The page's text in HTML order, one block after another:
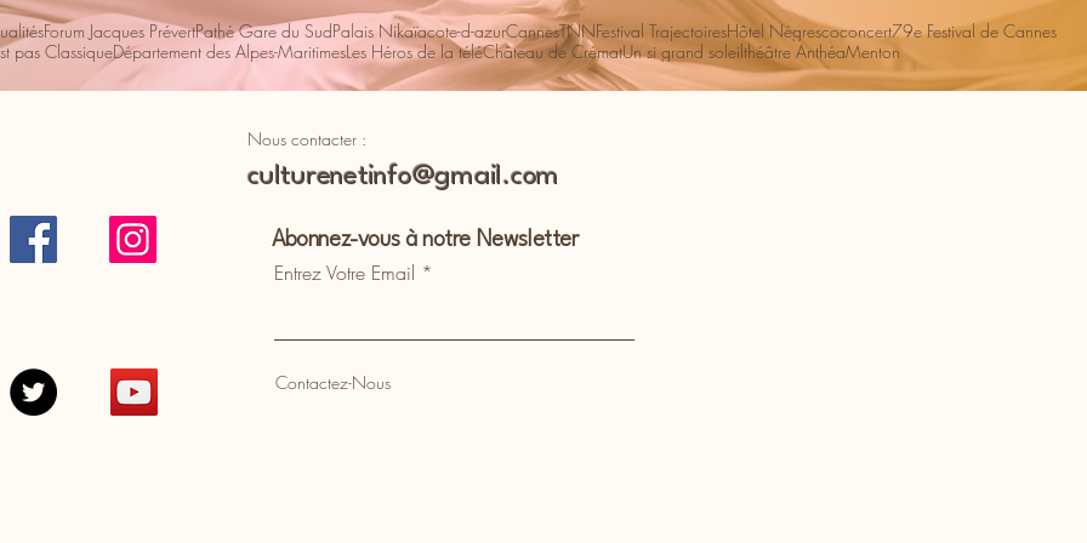
Forum Jacques PrévertPathé Gare du SudPalais Nikaïacote-d-azurCannesTNNFestival TrajectoiresHôtel Négrescoconcert79e Festival de Cannes
pas ClassiqueDépartement des Alpes-MaritimesLes Héros de la téléChâteau de CrématUn si grand soleilthéâtre AnthéaMenton
Nous contacter :
culturenetinfo@gmail.com
Abonnez-vous à notre Newsletter
Entrez Votre Email
Contactez-Nous